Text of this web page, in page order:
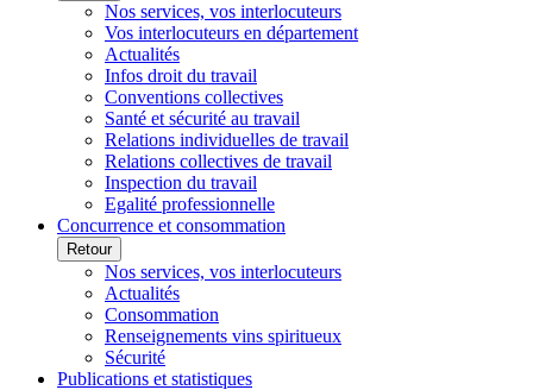
Nos services, vos interlocuteurs
Vos interlocuteurs en département
Actualités
Infos droit du travail
Conventions collectives
Santé et sécurité au travail
Relations individuelles de travail
Relations collectives de travail
Inspection du travail
Egalité professionnelle
Concurrence et consommation
Retour
Nos services, vos interlocuteurs
Actualités
Consommation
Renseignements vins spiritueux
Sécurité
Publications et statistiques